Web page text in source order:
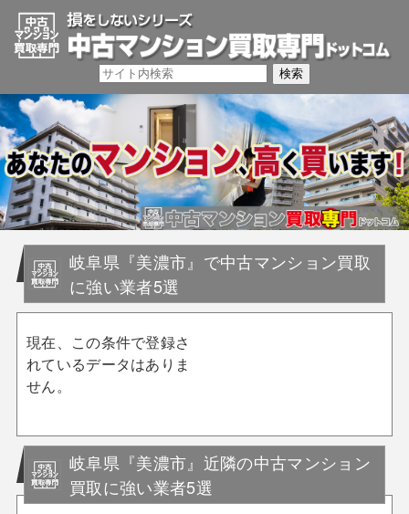
岐阜県『美濃市』で中古マンション買取
に強い業者5選
現在、この条件で登録さ
れているデータはありま
せん。
岐阜県『美濃市』近隣の中古マンション
買取に強い業者5選